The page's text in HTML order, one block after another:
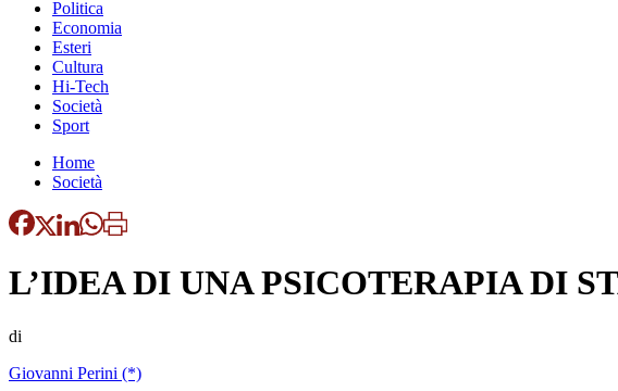
Politica
Economia
Esteri
Cultura
Hi-Tech
Società
Sport
Home
Società
L’IDEA DI UNA PSICOTERAPIA DI
di
Giovanni Perini (*)